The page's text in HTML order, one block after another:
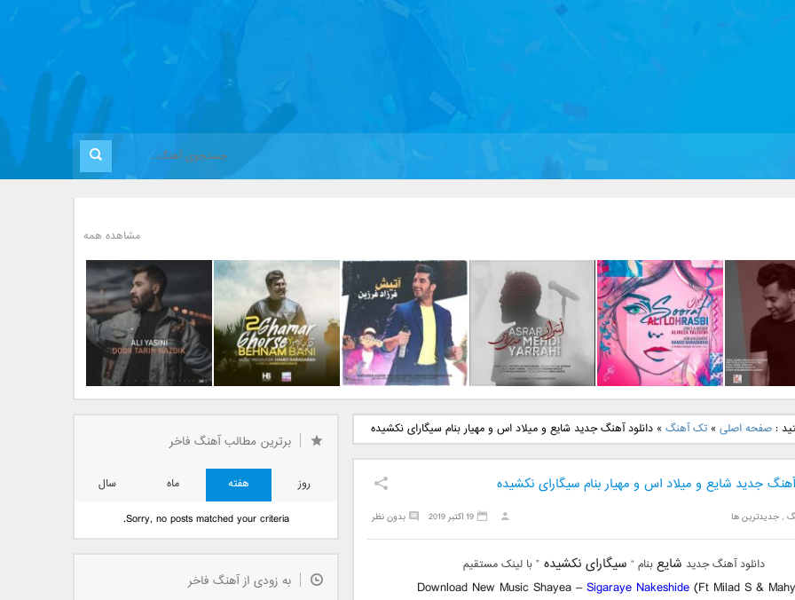
مشاهده همه
جدید رضا
بنام نگار
دانلود آهنگ جدید علی
لهراسبی بنام صورت
دانلود آهنگ جدید مهدی
یراحی بنام اسرار
دانلود آهنگ جدید فرزاد
فرزین بنام آتیش
بانی بنام قرص قمر 2
یاسینی بنام دورترین نزدیک
:صفحه اصلی »تک آهنگ »دانلود آهنگ جدید شایع و میلاد اس و مهیار بنام سیگارای نکشیده
آهنگ جدید شایع و میلاد اس و مهیار بنام سیگارای نکشیده
,جدیدترین ها بدون نظر 19 اکتبر 2019
دانلود آهنگ جدید شایعبنام “ سیگارای نکشیده ” با لینک مستقیم
Download New Music Shayea –Sigaraye Nakeshide (Ft Milad S &
برترین مطالب آهنگ فاخر
روز هفته ماه
سال
Sorry, no posts matched your criteria.
به زودی از آهنگ فاخر